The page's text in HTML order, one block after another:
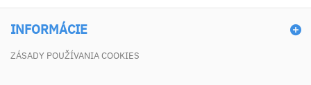
INFORMÁCIE
ZÁSADY POUŽÍVANIA COOKIES